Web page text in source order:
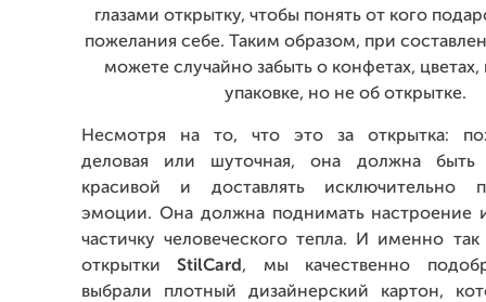
глазами открытку, чтобы понять от кого
пожелания себе. Таким образом, при
можете случайно забыть о конфетах,
упаковке, но не об открытке.
Несмотря на то, что это за открытка:
деловая или шуточная, она должна быть
красивой и доставлять исключительно
эмоции. Она должна поднимать настроение
частичку человеческого тепла. И именно
открыткиStilCard , мы качественно
выбрали плотный дизайнерский картон,